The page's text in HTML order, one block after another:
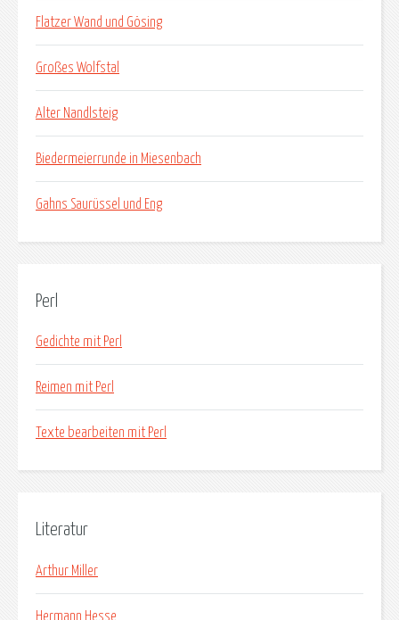
Flatzer Wand und Gösing
Großes Wolfstal
Alter Nandlsteig
Biedermeierrunde in Miesenbach
Gahns Saurüssel und Eng
Perl
Gedichte mit Perl
Reimen mit Perl
Texte bearbeiten mit Perl
Literatur
Arthur Miller
Hermann Hesse